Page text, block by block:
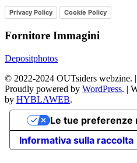
Privacy Policy Cookie Policy
Fornitore Immagini
Depositphotos
© 2022-2024 OUTsiders webzine.
Proudly powered by WordPress. |
by HYBLAWEB.
Informativa sulla raccolta
Le tue preferenze